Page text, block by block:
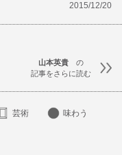
2015/12/20
山本英貴 の
記事をさらに読む
芸術 味わう